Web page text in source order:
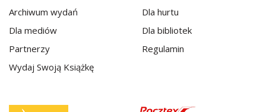
Archiwum wydań
Dla mediów
Partnerzy
Wydaj Swoją Książkę
Dla hurtu
Dla bibliotek
Regulamin